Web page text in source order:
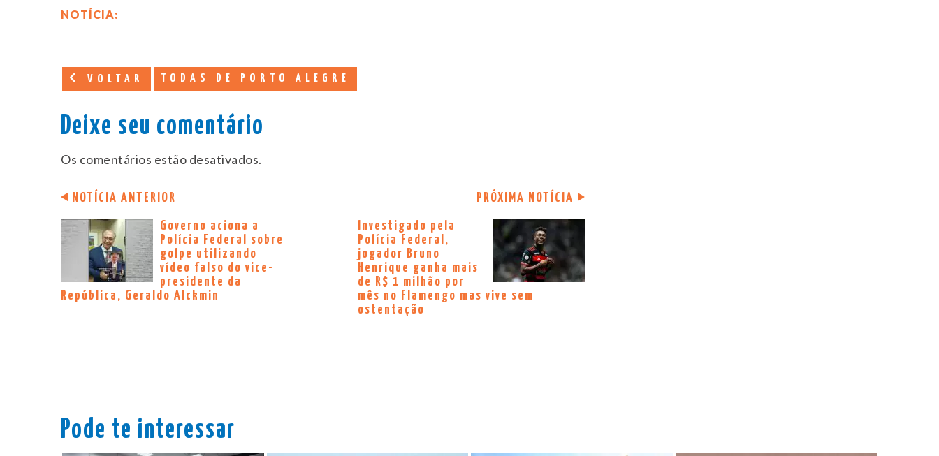
NOTÍCIA:
VOLTAR TODAS DE PORTO ALEGRE
Deixe seu comentário
Os comentários estão desativados.
NOTÍCIA ANTERIOR
Governo aciona a
Polícia Federal sobre
golpe utilizando
vídeo falso do vice-
presidente da
República, Geraldo Alckmin
PRÓXIMA NOTÍCIA
Investigado pela
Polícia Federal,
jogador Bruno
Henrique ganha mais
de R$ 1 milhão por
mês no Flamengo mas vive sem
ostentação
Pode te interessar